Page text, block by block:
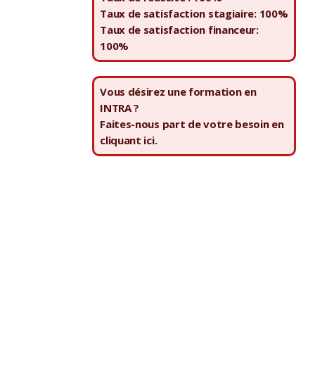
Taux de satisfaction stagiaire: 100%
Taux de satisfaction financeur:
100%
Vous désirez une formation en
INTRA ?
Faites-nous part de votre besoin en
cliquant ici.